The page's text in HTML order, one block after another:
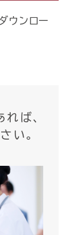
ウンロー
ば、
い。